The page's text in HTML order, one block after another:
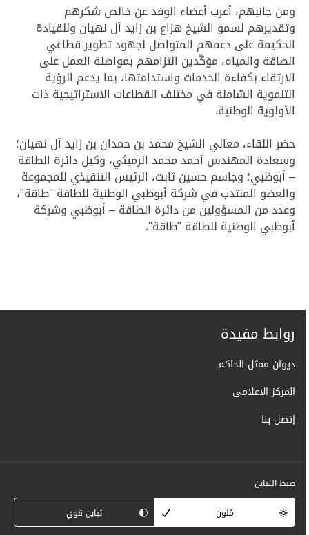
ومن جانبهم، أعرب أعضاء الوفد عن خالص شكرهم
وتقديرهم لسمو الشيخ هزاع بن زايد آل نهيان وللقيادة
الحكيمة على دعمهم المتواصل لجهود تطوير قطاعَي
الطاقة والمياه، مؤكّدين التزامهم بمواصلة العمل على
الارتقاء بكفاءة الخدمات واستدامتها، بما يدعم الرؤية
التنموية الشاملة في مختلف القطاعات الاستراتيجية ذات
الأولوية الوطنية.
حضر اللقاء، معالي الشيخ محمد بن حمدان بن زايد آل نهيان؛
وسعادة المهندس أحمد محمد الرميثي، وكيل دائرة الطاقة
– أبوظبي؛ وجاسم حسين ثابت، الرئيس التنفيذي للمجموعة
والعضو المنتدب في شركة أبوظبي الوطنية للطاقة "طاقة"،
وعدد من المسؤولين من دائرة الطاقة – أبوظبي وشركة
أبوظبي الوطنية للطاقة "طاقة".
روابط مفيدة
ديوان ممثل الحاكم
المركز الاعلامى
إتصل بنا
ضبط التباين
مُلون
تباين قوي